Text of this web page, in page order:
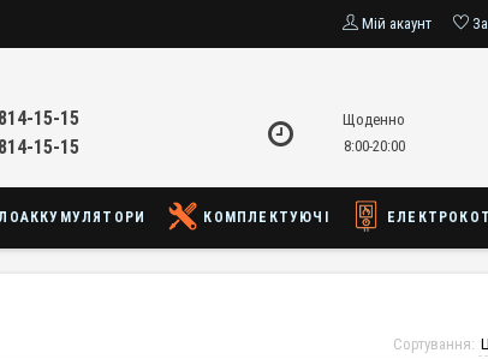
Мій акаунт
15-15
15-15
Щоденно
8:00-20:00
КОМПЛЕКТУЮЧІ
Сортування: